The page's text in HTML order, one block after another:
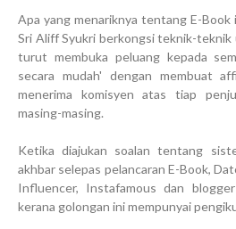
Apa yang menariknya tentang E-Book
Sri Aliff Syukri berkongsi teknik-teknik
turut membuka peluang kepada
secara mudah' dengan membuat
menerima komisyen atas tiap
masing-masing.
Ketika diajukan soalan tentang
akhbar selepas pelancaran E-Book,
Influencer, Instafamous dan
kerana golongan ini mempunyai